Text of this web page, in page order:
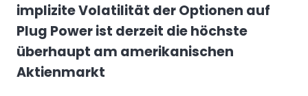
implizite Volatilität der Optionen auf
Plug Power ist derzeit die höchste
überhaupt am amerikanischen
Aktienmarkt